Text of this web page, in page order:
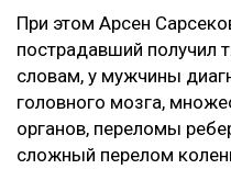
При этом Арсен
пострадавший получил
словам, у мужчины
головного мозга,
органов, переломы
сложный перелом